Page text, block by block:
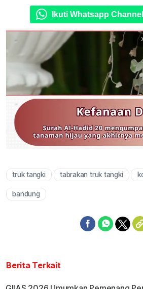
Ikuti Whatsapp
truk tangki tabrakan truk tangki
bandung
Berita Terkait